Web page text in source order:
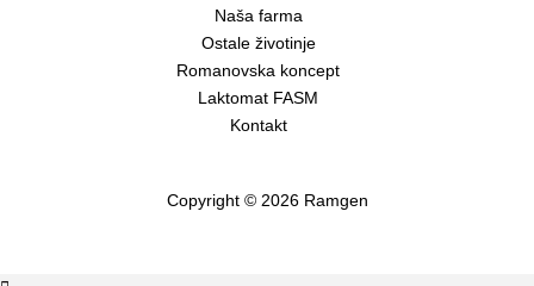
Naša farma
Ostale životinje
Romanovska koncept
Laktomat FASM
Kontakt
Copyright © 2026 Ramgen